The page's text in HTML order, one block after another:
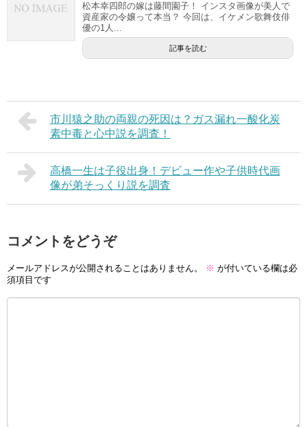
松本幸四郎の嫁は藤間園子！ インスタ画像が美人で
資産家の令嬢って本当？ 今回は、イケメン歌舞伎俳
優の1人...
記事を読む
市川猿之助の両親の死因は？ガス漏れ一酸化炭
素中毒と心中説を調査！
高橋一生は子役出身！デビュー作や子供時代画
像が弟そっくり説を調査
コメントをどうぞ
メールアドレスが公開されることはありません。 ※ が付いている欄は必
須項目です